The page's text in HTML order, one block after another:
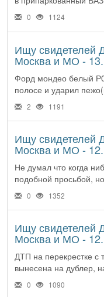
0 1124
Ищу свидетелей
Москва и МО -
Форд мондео белый
полосе и ударил
2 1191
Ищу свидетелей
Москва и МО -
Не думал что когда
подобной просьбой,
0 1352
Ищу свидетелей
Москва и МО -
ДТП на перекрестке
вынесена на дублер,
0 1090